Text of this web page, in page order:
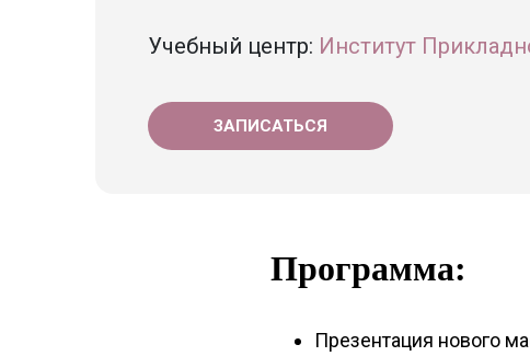
Учебный центр: Институт
ЗАПИСАТЬСЯ
Программа:
Презентация нового